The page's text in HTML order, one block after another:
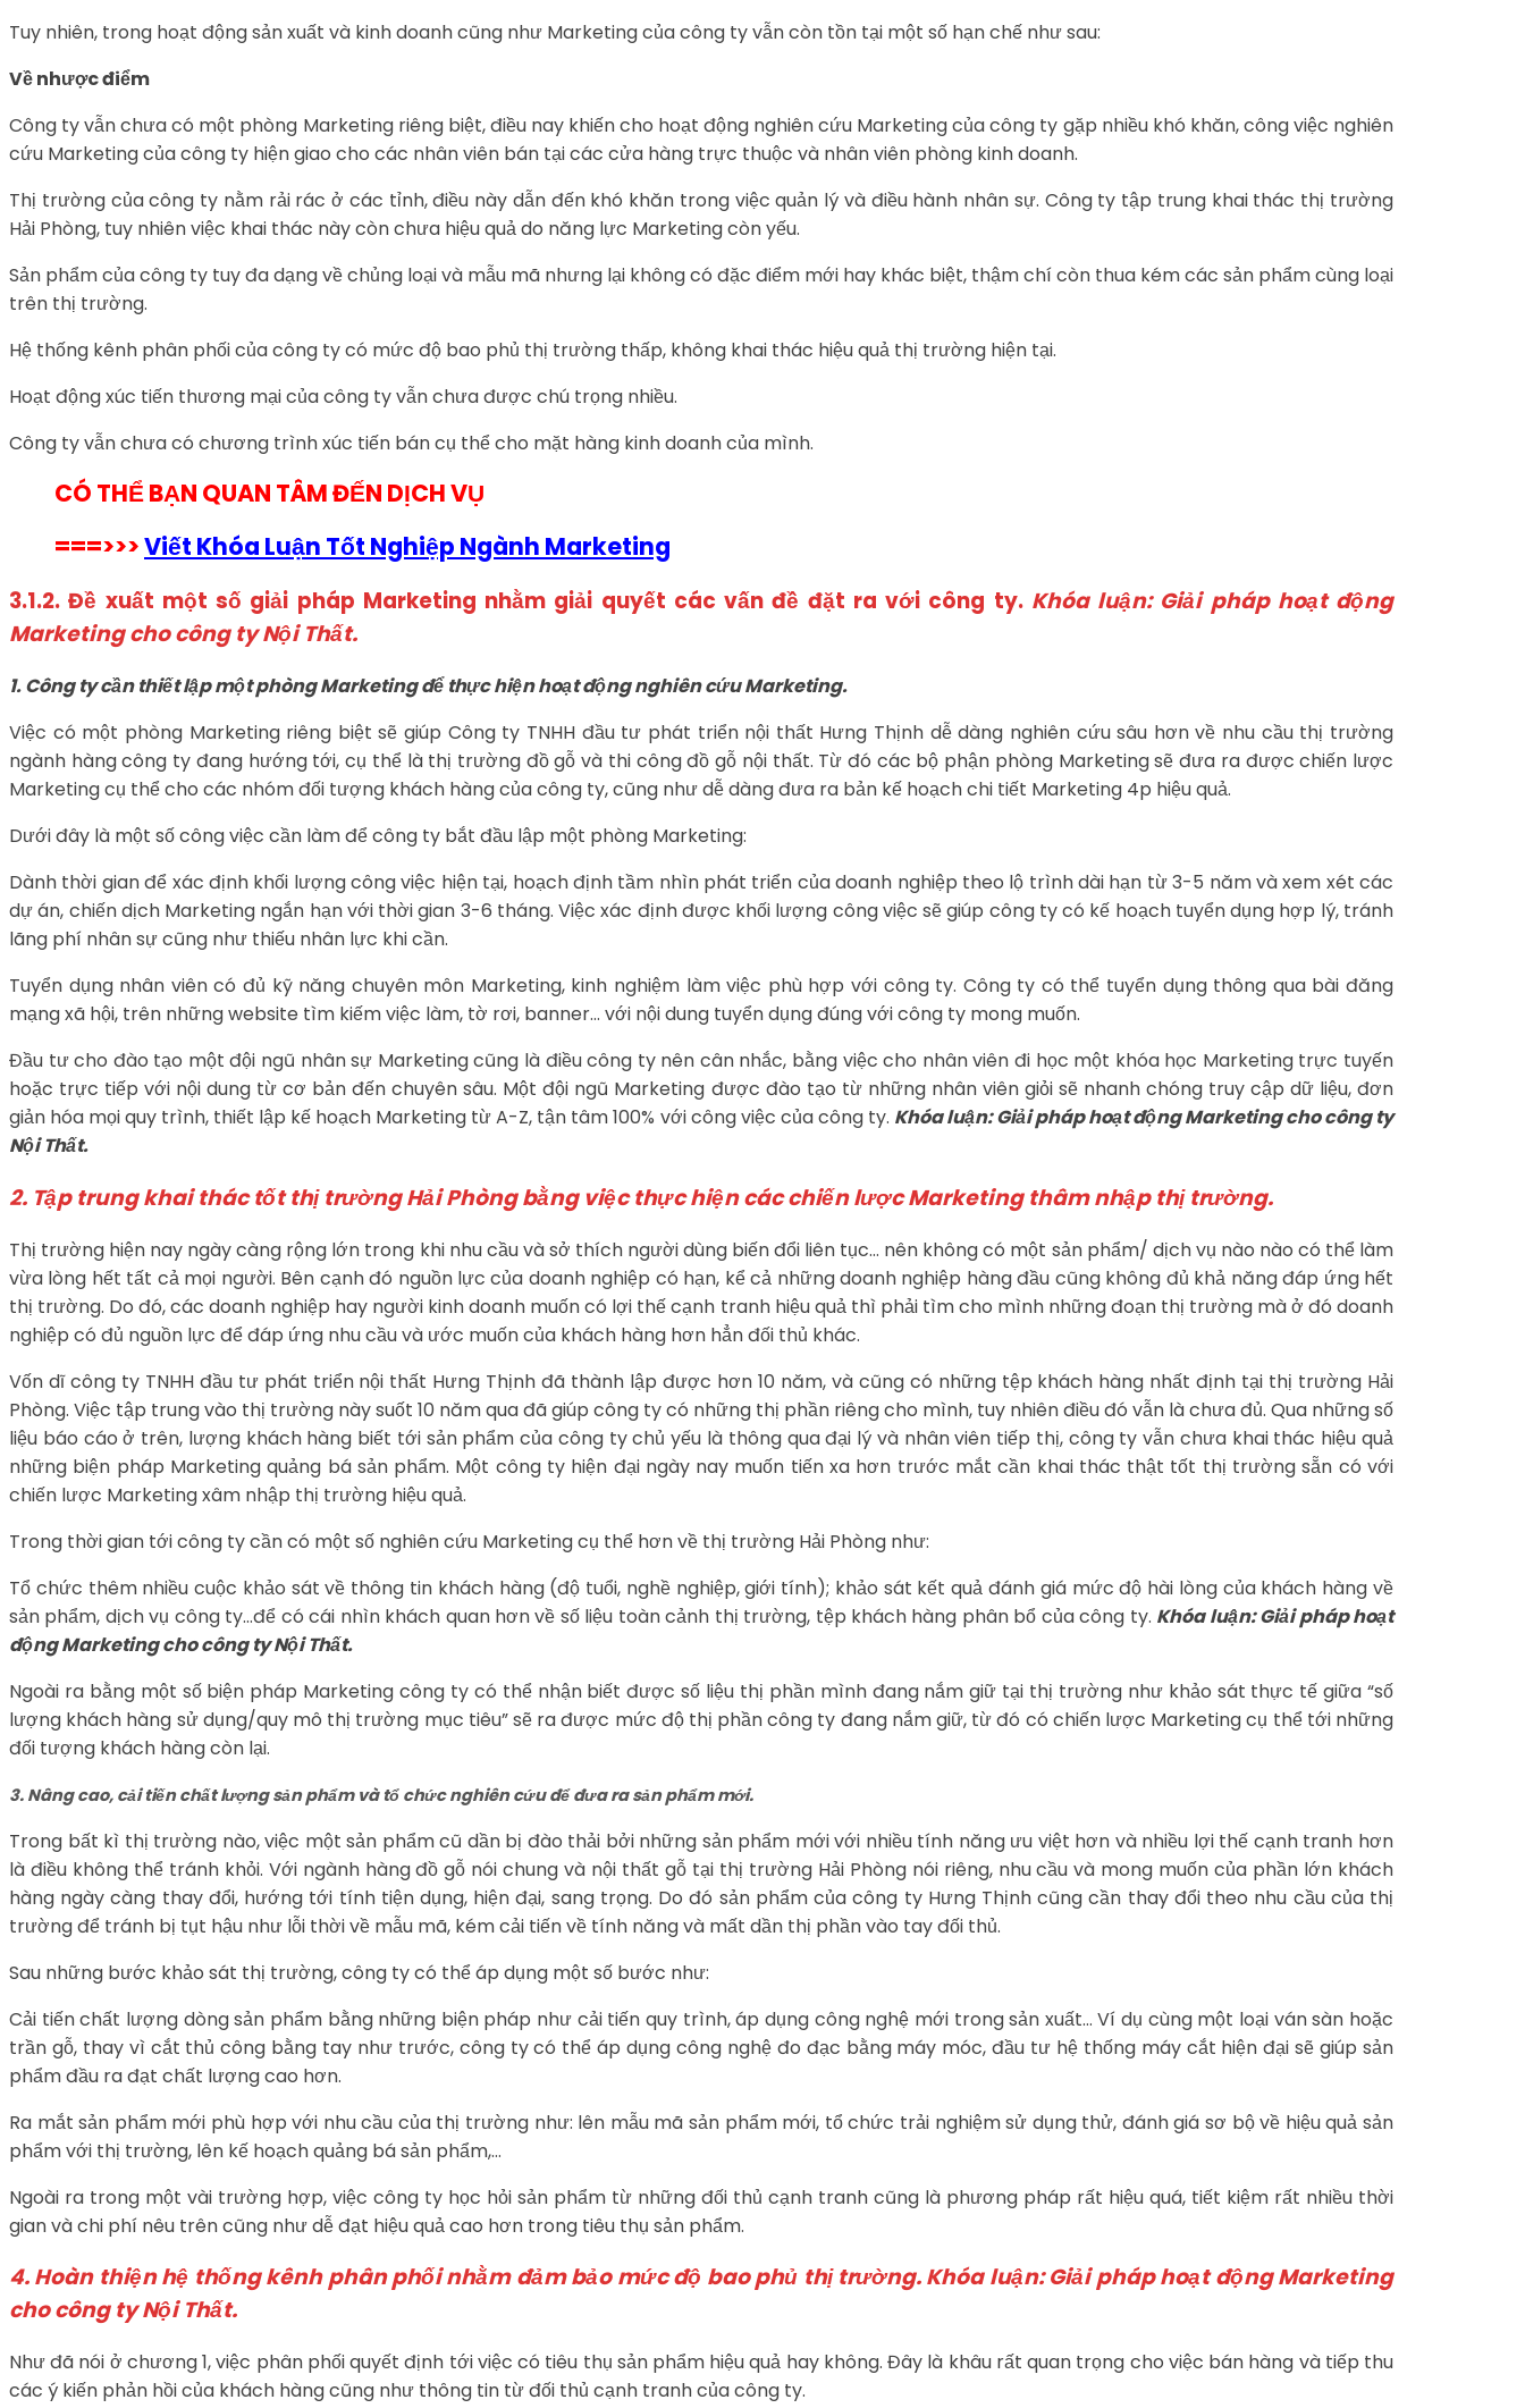
Tuy nhiên, trong hoạt động sản xuất và kinh doanh cũng như Marketing của công ty vẫn còn tồn tại một số hạn chế như sau:
Về nhược điểm
Công ty vẫn chưa có một phòng Marketing riêng biệt, điều nay khiến cho hoạt động nghiên cứu Marketing của công ty gặp nhiều khó khăn, công việc nghiên
cứu Marketing của công ty hiện giao cho các nhân viên bán tại các cửa hàng trực thuộc và nhân viên phòng kinh doanh.
Thị trường của công ty nằm rải rác ở các tỉnh, điều này dẫn đến khó khăn trong việc quản lý và điều hành nhân sự. Công ty tập trung khai thác thị trường
Hải Phòng, tuy nhiên việc khai thác này còn chưa hiệu quả do năng lực Marketing còn yếu.
Sản phẩm của công ty tuy đa dạng về chủng loại và mẫu mã nhưng lại không có đặc điểm mới hay khác biệt, thậm chí còn thua kém các sản phẩm cùng loại
trên thị trường.
Hệ thống kênh phân phối của công ty có mức độ bao phủ thị trường thấp, không khai thác hiệu quả thị trường hiện tại.
Hoạt động xúc tiến thương mại của công ty vẫn chưa được chú trọng nhiều.
Công ty vẫn chưa có chương trình xúc tiến bán cụ thể cho mặt hàng kinh doanh của mình.
CÓ THỂ BẠN QUAN TÂM ĐẾN DỊCH VỤ
===>>>Viết Khóa Luận Tốt Nghiệp Ngành Marketing
3.1.2. Đề xuất một số giải pháp Marketing nhằm giải quyết các vấn đề đặt ra với công ty. Khóa luận: Giải pháp hoạt động
Marketing cho công ty Nội Thất.
1. Công ty cần thiết lập một phòng Marketing để thực hiện hoạt động nghiên cứu Marketing.
Việc có một phòng Marketing riêng biệt sẽ giúp Công ty TNHH đầu tư phát triển nội thất Hưng Thịnh dễ dàng nghiên cứu sâu hơn về nhu cầu thị trường
ngành hàng công ty đang hướng tới, cụ thể là thị trường đồ gỗ và thi công đồ gỗ nội thất. Từ đó các bộ phận phòng Marketing sẽ đưa ra được chiến lược
Marketing cụ thể cho các nhóm đối tượng khách hàng của công ty, cũng như dễ dàng đưa ra bản kế hoạch chi tiết Marketing 4p hiệu quả.
Dưới đây là một số công việc cần làm để công ty bắt đầu lập một phòng Marketing:
Dành thời gian để xác định khối lượng công việc hiện tại, hoạch định tầm nhìn phát triển của doanh nghiệp theo lộ trình dài hạn từ 3-5 năm và xem xét các
dự án, chiến dịch Marketing ngắn hạn với thời gian 3-6 tháng. Việc xác định được khối lượng công việc sẽ giúp công ty có kế hoạch tuyển dụng hợp lý, tránh
lãng phí nhân sự cũng như thiếu nhân lực khi cần.
Tuyển dụng nhân viên có đủ kỹ năng chuyên môn Marketing, kinh nghiệm làm việc phù hợp với công ty. Công ty có thể tuyển dụng thông qua bài đăng
mạng xã hội, trên những website tìm kiếm việc làm, tờ rơi, banner… với nội dung tuyển dụng đúng với công ty mong muốn.
Đầu tư cho đào tạo một đội ngũ nhân sự Marketing cũng là điều công ty nên cân nhắc, bằng việc cho nhân viên đi học một khóa học Marketing trực tuyến
hoặc trực tiếp với nội dung từ cơ bản đến chuyên sâu. Một đội ngũ Marketing được đào tạo từ những nhân viên giỏi sẽ nhanh chóng truy cập dữ liệu, đơn
giản hóa mọi quy trình, thiết lập kế hoạch Marketing từ A-Z, tận tâm 100% với công việc của công ty. Khóa luận: Giải pháp hoạt động Marketing cho công ty
Nội Thất.
2. Tập trung khai thác tốt thị trường Hải Phòng bằng việc thực hiện các chiến lược Marketing thâm nhập thị trường.
Thị trường hiện nay ngày càng rộng lớn trong khi nhu cầu và sở thích người dùng biến đổi liên tục… nên không có một sản phẩm/ dịch vụ nào nào có thể làm
vừa lòng hết tất cả mọi người. Bên cạnh đó nguồn lực của doanh nghiệp có hạn, kể cả những doanh nghiệp hàng đầu cũng không đủ khả năng đáp ứng hết
thị trường. Do đó, các doanh nghiệp hay người kinh doanh muốn có lợi thế cạnh tranh hiệu quả thì phải tìm cho mình những đoạn thị trường mà ở đó doanh
nghiệp có đủ nguồn lực để đáp ứng nhu cầu và ước muốn của khách hàng hơn hẳn đối thủ khác.
Vốn dĩ công ty TNHH đầu tư phát triển nội thất Hưng Thịnh đã thành lập được hơn 10 năm, và cũng có những tệp khách hàng nhất định tại thị trường Hải
Phòng. Việc tập trung vào thị trường này suốt 10 năm qua đã giúp công ty có những thị phần riêng cho mình, tuy nhiên điều đó vẫn là chưa đủ. Qua những số
liệu báo cáo ở trên, lượng khách hàng biết tới sản phẩm của công ty chủ yếu là thông qua đại lý và nhân viên tiếp thị, công ty vẫn chưa khai thác hiệu quả
những biện pháp Marketing quảng bá sản phẩm. Một công ty hiện đại ngày nay muốn tiến xa hơn trước mắt cần khai thác thật tốt thị trường sẵn có với
chiến lược Marketing xâm nhập thị trường hiệu quả.
Trong thời gian tới công ty cần có một số nghiên cứu Marketing cụ thể hơn về thị trường Hải Phòng như:
Tổ chức thêm nhiều cuộc khảo sát về thông tin khách hàng (độ tuổi, nghề nghiệp, giới tính); khảo sát kết quả đánh giá mức độ hài lòng của khách hàng về
sản phẩm, dịch vụ công ty…để có cái nhìn khách quan hơn về số liệu toàn cảnh thị trường, tệp khách hàng phân bổ của công ty. Khóa luận: Giải pháp hoạt
động Marketing cho công ty Nội Thất.
Ngoài ra bằng một số biện pháp Marketing công ty có thể nhận biết được số liệu thị phần mình đang nắm giữ tại thị trường như khảo sát thực tế giữa “số
lượng khách hàng sử dụng/quy mô thị trường mục tiêu” sẽ ra được mức độ thị phần công ty đang nắm giữ, từ đó có chiến lược Marketing cụ thể tới những
đối tượng khách hàng còn lại.
3. Nâng cao, cải tiến chất lượng sản phẩm và tổ chức nghiên cứu để đưa ra sản phẩm mới.
Trong bất kì thị trường nào, việc một sản phẩm cũ dần bị đào thải bởi những sản phẩm mới với nhiều tính năng ưu việt hơn và nhiều lợi thế cạnh tranh hơn
là điều không thể tránh khỏi. Với ngành hàng đồ gỗ nói chung và nội thất gỗ tại thị trường Hải Phòng nói riêng, nhu cầu và mong muốn của phần lớn khách
hàng ngày càng thay đổi, hướng tới tính tiện dụng, hiện đại, sang trọng. Do đó sản phẩm của công ty Hưng Thịnh cũng cần thay đổi theo nhu cầu của thị
trường để tránh bị tụt hậu như lỗi thời về mẫu mã, kém cải tiến về tính năng và mất dần thị phần vào tay đối thủ.
Sau những bước khảo sát thị trường, công ty có thể áp dụng một số bước như:
Cải tiến chất lượng dòng sản phẩm bằng những biện pháp như cải tiến quy trình, áp dụng công nghệ mới trong sản xuất… Ví dụ cùng một loại ván sàn hoặc
trần gỗ, thay vì cắt thủ công bằng tay như trước, công ty có thể áp dụng công nghệ đo đạc bằng máy móc, đầu tư hệ thống máy cắt hiện đại sẽ giúp sản
phẩm đầu ra đạt chất lượng cao hơn.
Ra mắt sản phẩm mới phù hợp với nhu cầu của thị trường như: lên mẫu mã sản phẩm mới, tổ chức trải nghiệm sử dụng thử, đánh giá sơ bộ về hiệu quả sản
phẩm với thị trường, lên kế hoạch quảng bá sản phẩm,…
Ngoài ra trong một vài trường hợp, việc công ty học hỏi sản phẩm từ những đối thủ cạnh tranh cũng là phương pháp rất hiệu quá, tiết kiệm rất nhiều thời
gian và chi phí nêu trên cũng như dễ đạt hiệu quả cao hơn trong tiêu thụ sản phẩm.
4. Hoàn thiện hệ thống kênh phân phối nhằm đảm bảo mức độ bao phủ thị trường.Khóa luận: Giải pháp hoạt động Marketing
cho công ty Nội Thất.
Như đã nói ở chương 1, việc phân phối quyết định tới việc có tiêu thụ sản phẩm hiệu quả hay không. Đây là khâu rất quan trọng cho việc bán hàng và tiếp thu
các ý kiến phản hồi của khách hàng cũng như thông tin từ đối thủ cạnh tranh của công ty.